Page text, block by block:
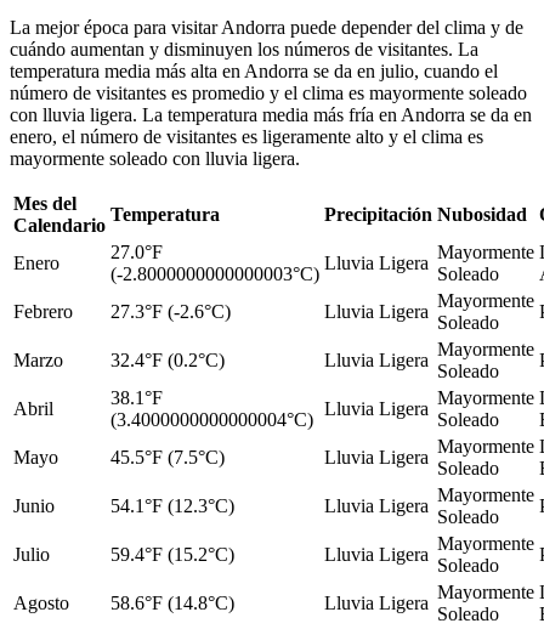
La mejor época para visitar Andorra puede depender del clima y de
cuándo aumentan y disminuyen los números de visitantes. La
temperatura media más alta en Andorra se da en julio, cuando el
número de visitantes es promedio y el clima es mayormente soleado
con lluvia ligera. La temperatura media más fría en Andorra se da en
enero, el número de visitantes es ligeramente alto y el clima es
mayormente soleado con lluvia ligera.
Mes del
Calendario
Temperatura Precipitación Nubosidad
Enero
27.0°F
(-2.8000000000000003°C)
Lluvia Ligera
Mayormente
Soleado
Febrero
27.3°F (-2.6°C) Lluvia Ligera
Mayormente
Soleado
Marzo 32.4°F (0.2°C) Lluvia Ligera
Mayormente
Soleado
Abril
38.1°F
(3.4000000000000004°C)
Lluvia Ligera
Mayormente
Soleado
Mayo
45.5°F (7.5°C) Lluvia Ligera
Mayormente
Soleado
Junio
54.1°F (12.3°C) Lluvia Ligera
Mayormente
Soleado
Julio 59.4°F (15.2°C) Lluvia Ligera
Mayormente
Soleado
Agosto 58.6°F (14.8°C) Lluvia Ligera
Mayormente
Soleado